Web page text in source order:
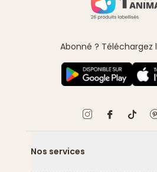
Abonné ? Téléchargez
Nos services